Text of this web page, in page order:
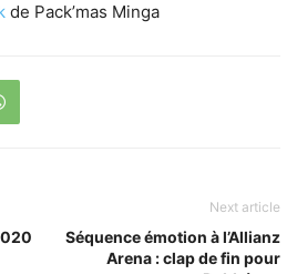
de Pack’mas Minga
Next article
Séquence émotion à l’Allianz
Arena : clap de fin pour